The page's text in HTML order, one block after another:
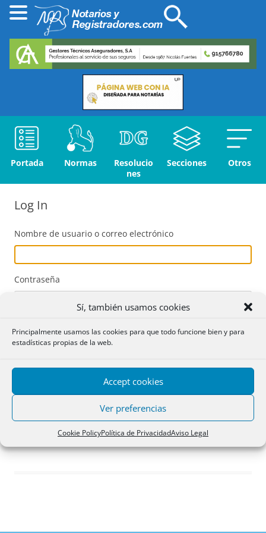
Sí, también usamos cookies
Principalmente usamos las cookies para que todo funcione bien y para
estadísticas propias de la web.
Accept cookies
Ver preferencias
Cookie PolicyPolítica de PrivacidadAviso Legal
Portada Normas
Resolucio
nes
Secciones Otros
Log In
Nombre de usuario o correo electrónico
Contraseña
Acceder
Registro
¿Has olvidado tu contraseña?